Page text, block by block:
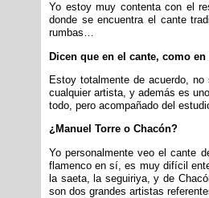
Yo estoy muy contenta con el
donde se encuentra el cante
rumbas…
Dicen que en el cante, como
Estoy totalmente de acuerdo,
cualquier artista, y además es
todo, pero acompañado del
¿Manuel Torre o Chacón?
Yo personalmente veo el cante
flamenco en sí, es muy difícil
la saeta, la seguiriya, y de
son dos grandes artistas